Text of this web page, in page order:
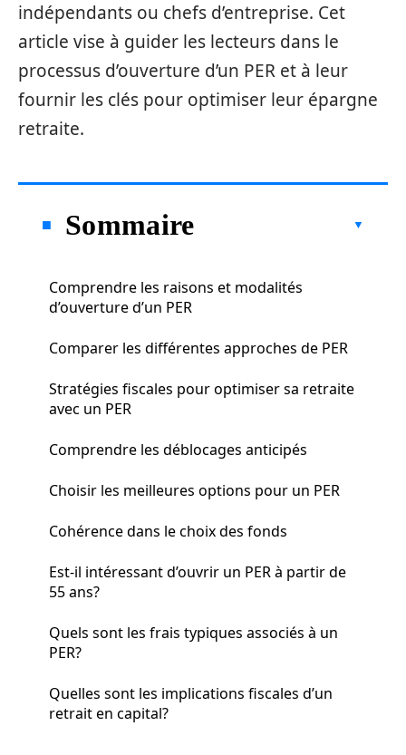
indépendants ou chefs d’entreprise. Cet
article vise à guider les lecteurs dans le
processus d’ouverture d’un PER et à leur
fournir les clés pour optimiser leur épargne
retraite.
Sommaire
Comprendre les raisons et modalités
d’ouverture d’un PER
Comparer les différentes approches de PER
Stratégies fiscales pour optimiser sa retraite
avec un PER
Comprendre les déblocages anticipés
Choisir les meilleures options pour un PER
Cohérence dans le choix des fonds
Est-il intéressant d’ouvrir un PER à partir de
55 ans?
Quels sont les frais typiques associés à un
PER?
Quelles sont les implications fiscales d’un
retrait en capital?